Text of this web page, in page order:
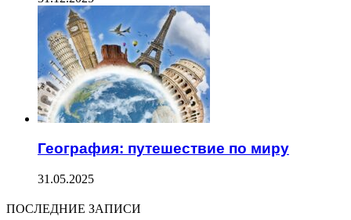
География: путешествие по миру
31.05.2025
ПОСЛЕДНИЕ ЗАПИСИ